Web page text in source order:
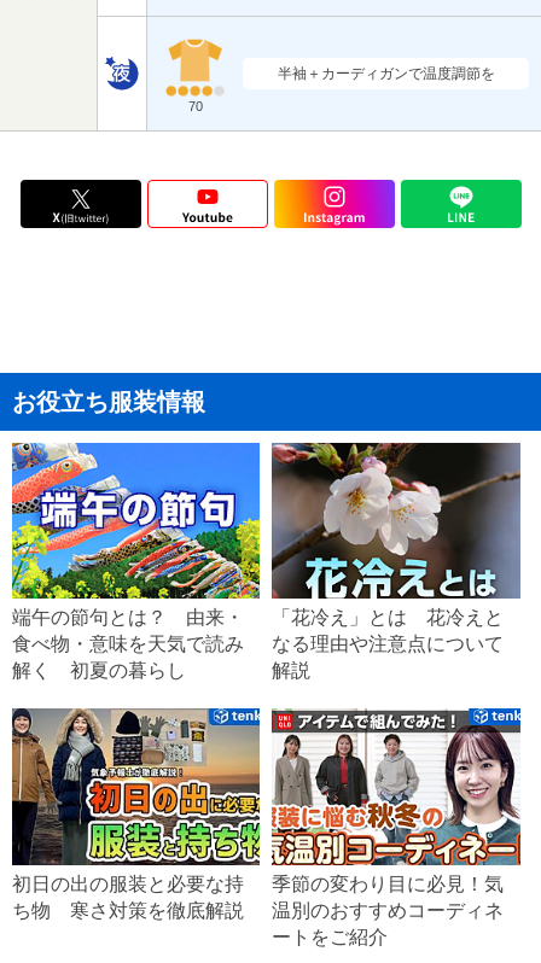
70
半袖＋カーディガンで温度調節を
お役立ち服装情報
端午の節句とは？ 由来・
食べ物・意味を天気で読み
解く 初夏の暮らし
「花冷え」とは 花冷えと
なる理由や注意点について
解説
初日の出の服装と必要な持
ち物 寒さ対策を徹底解説
季節の変わり目に必見！気
温別のおすすめコーディネ
ートをご紹介